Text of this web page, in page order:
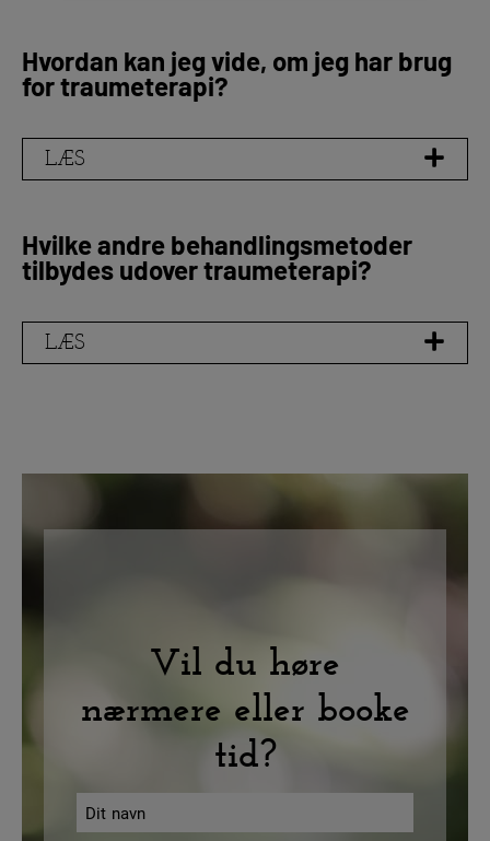
Hvordan kan jeg vide, om jeg har brug
for traumeterapi?
LÆS
Hvilke andre behandlingsmetoder
tilbydes udover traumeterapi?
LÆS
Vil du høre
nærmere eller booke
tid?
Navn
*